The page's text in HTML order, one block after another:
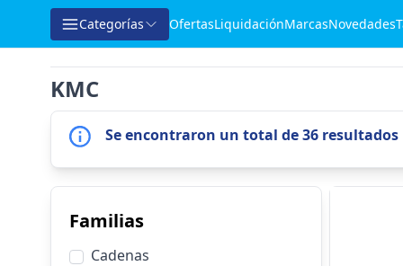
Categorías OfertasLiquidaciónMarcasNovedades
KMC
Se encontraron un total de 36 resultados
Familias
Cadenas